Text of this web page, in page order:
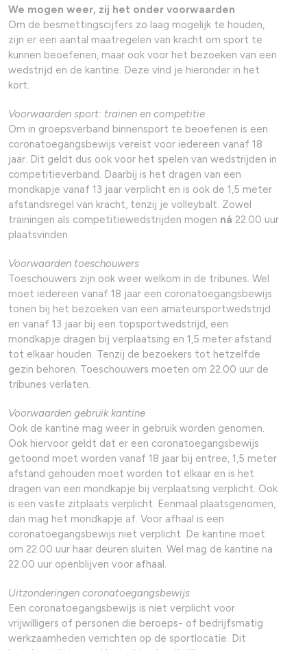
We mogen weer, zij het onder voorwaarden
Om de besmettingscijfers zo laag mogelijk te houden,
zijn er een aantal maatregelen van kracht om sport te
kunnen beoefenen, maar ook voor het bezoeken van een
wedstrijd en de kantine. Deze vind je hieronder in het
kort.
Voorwaarden sport: trainen en competitie
Om in groepsverband binnensport te beoefenen is een
coronatoegangsbewijs vereist voor iedereen vanaf 18
jaar. Dit geldt dus ook voor het spelen van wedstrijden in
competitieverband. Daarbij is het dragen van een
mondkapje vanaf 13 jaar verplicht en is ook de 1,5 meter
afstandsregel van kracht, tenzij je volleybalt. Zowel
trainingen als competitiewedstrijden mogen ná 22.00 uur
plaatsvinden.
Voorwaarden toeschouwers
Toeschouwers zijn ook weer welkom in de tribunes. Wel
moet iedereen vanaf 18 jaar een coronatoegangsbewijs
tonen bij het bezoeken van een amateursportwedstrijd
en vanaf 13 jaar bij een topsportwedstrijd, een
mondkapje dragen bij verplaatsing en 1,5 meter afstand
tot elkaar houden. Tenzij de bezoekers tot hetzelfde
gezin behoren. Toeschouwers moeten om 22.00 uur de
tribunes verlaten.
Voorwaarden gebruik kantine
Ook de kantine mag weer in gebruik worden genomen.
Ook hiervoor geldt dat er een coronatoegangsbewijs
getoond moet worden vanaf 18 jaar bij entree, 1,5 meter
afstand gehouden moet worden tot elkaar en is het
dragen van een mondkapje bij verplaatsing verplicht. Ook
is een vaste zitplaats verplicht. Eenmaal plaatsgenomen,
dan mag het mondkapje af. Voor afhaal is een
coronatoegangsbewijs niet verplicht. De kantine moet
om 22.00 uur haar deuren sluiten. Wel mag de kantine na
22.00 uur openblijven voor afhaal.
Uitzonderingen coronatoegangsbewijs
Een coronatoegangsbewijs is niet verplicht voor
vrijwilligers of personen die beroeps- of bedrijfsmatig
werkzaamheden verrichten op de sportlocatie. Dit